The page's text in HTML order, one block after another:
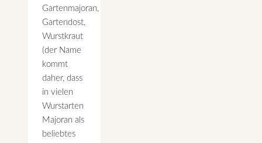
Gartenmajoran,
Gartendost,
Wurstkraut
(der Name
kommt
daher, dass
in vielen
Wurstarten
Majoran als
beliebtes